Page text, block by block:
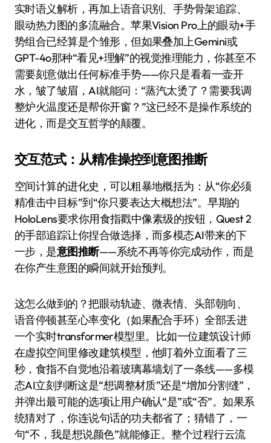
实时语义解析，再加上语音识别、手势骨架追踪、
眼动热力图的多流融合。苹果Vision Pro上的眼动+手
势组合已经算是个雏形，但如果叠加上Gemini或
GPT-4o那种“看见+理解”的视觉推理能力，你甚至不
需要刻意做出任何标准手势——你只是看着一壶开
水，皱了皱眉，AI就能问：“蒸汽太烫了？需要我调
整炉火温度还是帮你开窗？”这已经不是操作系统的
进化，而是交互哲学的颠覆。
交互范式：从精准操控到意图推断
空间计算的进化史，可以粗暴地概括为：从“你必须
精准击中目标”到“你只要表达大概想法”。早期的
HoloLens要求你用食指戳中像素级的按钮，Quest 2
的手部追踪让你捏合做选择，而多模态AI带来的下
一步，是意图推断——系统不再等你完成动作，而是
在你产生意图的瞬间就开始预判。
这怎么做到的？把眼动轨迹、微表情、头部朝向、
语音停顿甚至心率变化（如果配合手环）全部丢进
一个实时transformer模型里。比如一位建筑设计师
在虚拟空间里修改建筑模型，他盯着外立面看了三
秒，食指不自觉地沿着玻璃幕墙划了一条线——多模
态AI立刻判断这是“想调整材质”还是“增加分割缝”，
并弹出最可能的选项让用户确认“是”或“否”。如果系
统猜对了，你连说句话的功夫都省了；猜错了，一
句“不，我是想说颜色”就能修正。整个过程行云流